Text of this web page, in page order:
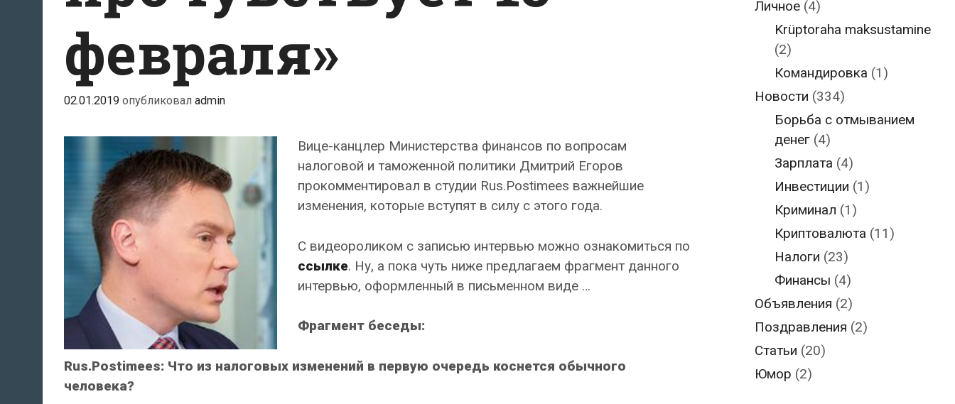
февраля»
02.01.2019 опубликовал admin
Вице-канцлер Министерства финансов по вопросам
налоговой и таможенной политики Дмитрий Егоров
прокомментировал в студии Rus.Postimees важнейшие
изменения, которые вступят в силу с этого года.
С видеороликом с записью интервью можно ознакомиться по
ссылке. Ну, а пока чуть ниже предлагаем фрагмент данного
интервью, оформленный в письменном виде …
Фрагмент беседы:
Rus.Postimees: Что из налоговых изменений в первую очередь коснется обычного
человека?
Личное(4)
Krüptoraha maksustamine
(2)
Командировка (1)
Новости (334)
Борьба с отмыванием
денег (4)
Зарплата (4)
Инвестиции (1)
Криминал (1)
Криптовалюта (11)
Налоги (23)
Финансы (4)
Объявления (2)
Поздравления (2)
Статьи (20)
Юмор (2)